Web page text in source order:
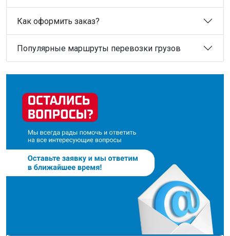
Как оформить заказ?
Популярные маршруты перевозки грузов